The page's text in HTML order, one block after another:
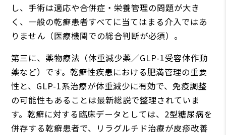
し、手術は適応や合併症・栄養管理の問題が大き
く、一般の乾癬患者すべてに当てはまる介入ではあ
りません（医療機関での総合判断が必須）。
第三に、薬物療法（体重減少薬／GLP-1受容体作動
薬など）です。乾癬性疾患における肥満管理の重要
性と、GLP-1系治療が体重減少に有効で、免疫調整
の可能性もあることは最新総説で整理されていま
す。乾癬に対する臨床データとしては、2型糖尿病を
併存する乾癬患者で、リラグルチド治療が皮疹改善